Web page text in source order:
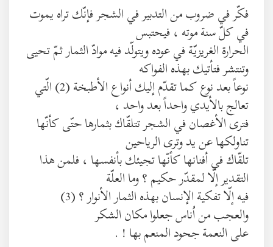
فكّر في ضروب من التدبير في الشجر فإنّك تراه يموت
في كلّ سنة موته ، فيحتبس
الحرارة الغريزيّة في عوده ويتولّد فيه موادّ الثمار ثمّ تحيى
وتنتشر فتأتيك بهذه الفواكه
نوعاً بعد نوع كما تقدّم إليك أنواع الأطبخة (2) الّتي
تعالج بالأيدي واحداً بعد واحد ،
فترى الأغصان في الشجر تتلقّاك بثمارها حتّى كأنّها
تناولكها عن يد وترى الرياحين
تلقّاك في أفنانها كأنّها تجيئك بأنفسها ، فلمن هذا
التقدير إلّا لمقدّر حكيم ؟ وما العلّة
فيه إلّا تفكية الإنسان بهذه الثمار الأنوار ؟ (3)
والعجب من اُناس جعلوا مكان الشكر
على النعمة جحود المنعم بها ! .